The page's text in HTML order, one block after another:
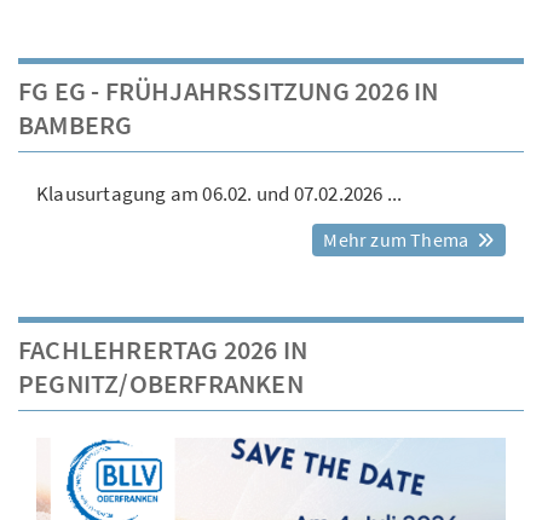
FG EG - FRÜHJAHRSSITZUNG 2026 IN
BAMBERG
Klausurtagung am 06.02. und 07.02.2026 ...
Mehr zum Thema
FACHLEHRERTAG 2026 IN
PEGNITZ/OBERFRANKEN